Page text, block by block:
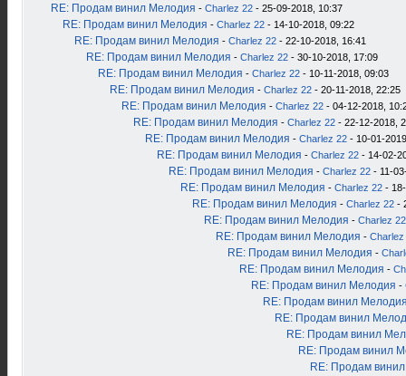
RE: Продам винил Мелодия - Charlez 22 - 25-09-2018, 10:37
RE: Продам винил Мелодия - Charlez 22 - 14-10-2018, 09:22
RE: Продам винил Мелодия - Charlez 22 - 22-10-2018, 16:41
RE: Продам винил Мелодия - Charlez 22 - 30-10-2018, 17:09
RE: Продам винил Мелодия - Charlez 22 - 10-11-2018, 09:03
RE: Продам винил Мелодия - Charlez 22 - 20-11-2018, 22:25
RE: Продам винил Мелодия - Charlez 22 - 04-12-2018,
RE: Продам винил Мелодия - Charlez 22 - 22-12-2018,
RE: Продам винил Мелодия - Charlez 22 - 10-01-
RE: Продам винил Мелодия - Charlez 22 - 14-02-
RE: Продам винил Мелодия - Charlez 22 - 11-
RE: Продам винил Мелодия - Charlez 22 -
RE: Продам винил Мелодия - Charlez 22 -
RE: Продам винил Мелодия - Charlez 22
RE: Продам винил Мелодия - Charlez
RE: Продам винил Мелодия -
RE: Продам винил Мелодия -
RE: Продам винил Мелодия -
RE: Продам винил
RE: Продам винил
RE: Продам винил
RE: Продам винил
RE: Продам